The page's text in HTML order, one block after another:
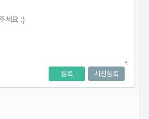
사진등록
등록